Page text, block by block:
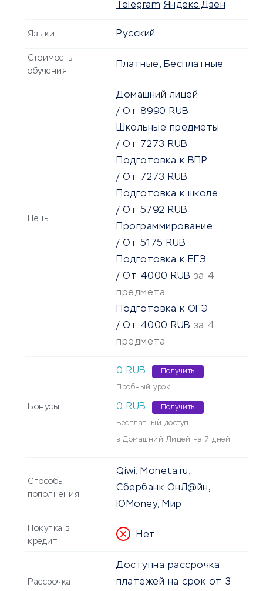
Telegram Яндекс.Дзен
Языки Русский
Стоимость
обучения
Платные, Бесплатные
Цены
Домашний лицей
/ От 8990 RUB
Школьные предметы
/ От 7273 RUB
Подготовка к ВПР
/ От 7273 RUB
Подготовка к школе
/ От 5792 RUB
Программирование
/ От 5175 RUB
Подготовка к ЕГЭ
/ От 4000 RUB за 4
предмета
Подготовка к ОГЭ
/ От 4000 RUB за 4
предмета
Бонусы
0 RUB Получить
Пробный урок
0 RUB Получить
Бесплатный доступ
в Домашний Лицей на 7 дней
Способы
пополнения
Qiwi, Moneta.ru,
Сбербанк ОнЛ@йн,
ЮMoney, Мир
Покупка в
кредит
Нет
Рассрочка
Доступна рассрочка
платежей на срок от 3